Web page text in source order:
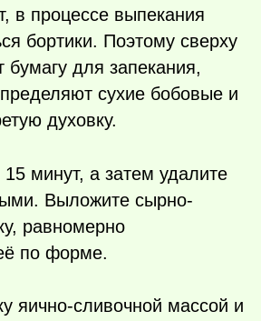
в процессе выпекания
бортики. Поэтому сверху
бумагу для запекания,
сухие бобовые и
духовку.
минут, а затем удалите
Выложите сырно-
равномерно
по форме.
яично-сливочной массой и